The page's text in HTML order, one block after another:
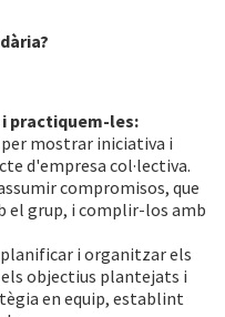
practiquem-les:
mostrar iniciativa i
d'empresa col·lectiva.
compromisos, que
el grup, i complir-los amb
i organitzar els
objectius plantejats i
en equip, establint